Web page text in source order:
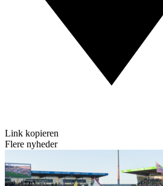
Link kopieren
Flere nyheder